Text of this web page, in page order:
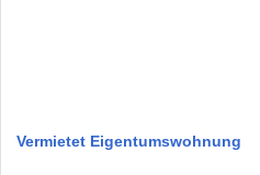
Vermietet Eigentumswohnung